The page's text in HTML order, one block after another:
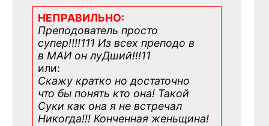
НЕПРАВИЛЬНО:
Преподователь просто
супер!!!!111 Из всех преподо в
в МАИ он луДший!!!11
или:
Скажу кратко но достаточно
что бы понять кто она! Такой
Суки как она я не встречал
Никогда!!! Конченная женьщина!